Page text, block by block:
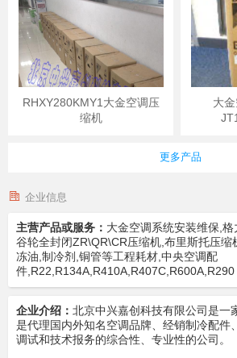
RHXY280KMY1大金空调压
缩机
大
更多产品
企业信息
主营产品或服务： 大金空调系统安装维保,格
谷轮全封闭ZR\QR\CR压缩机,布里斯托压缩
冻油,制冷剂,铜管等工程耗材,中央空调配
件,R22,R134A,R410A,R407C,R600A,R290
企业介绍： 北京中兴嘉创科技有限公司是一
是代理国内外知名空调品牌、经销制冷配件
调试和技术报务的综合性、专业性的公司。